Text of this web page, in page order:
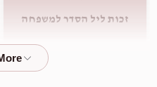
זכות ליל הסדר למשפחה